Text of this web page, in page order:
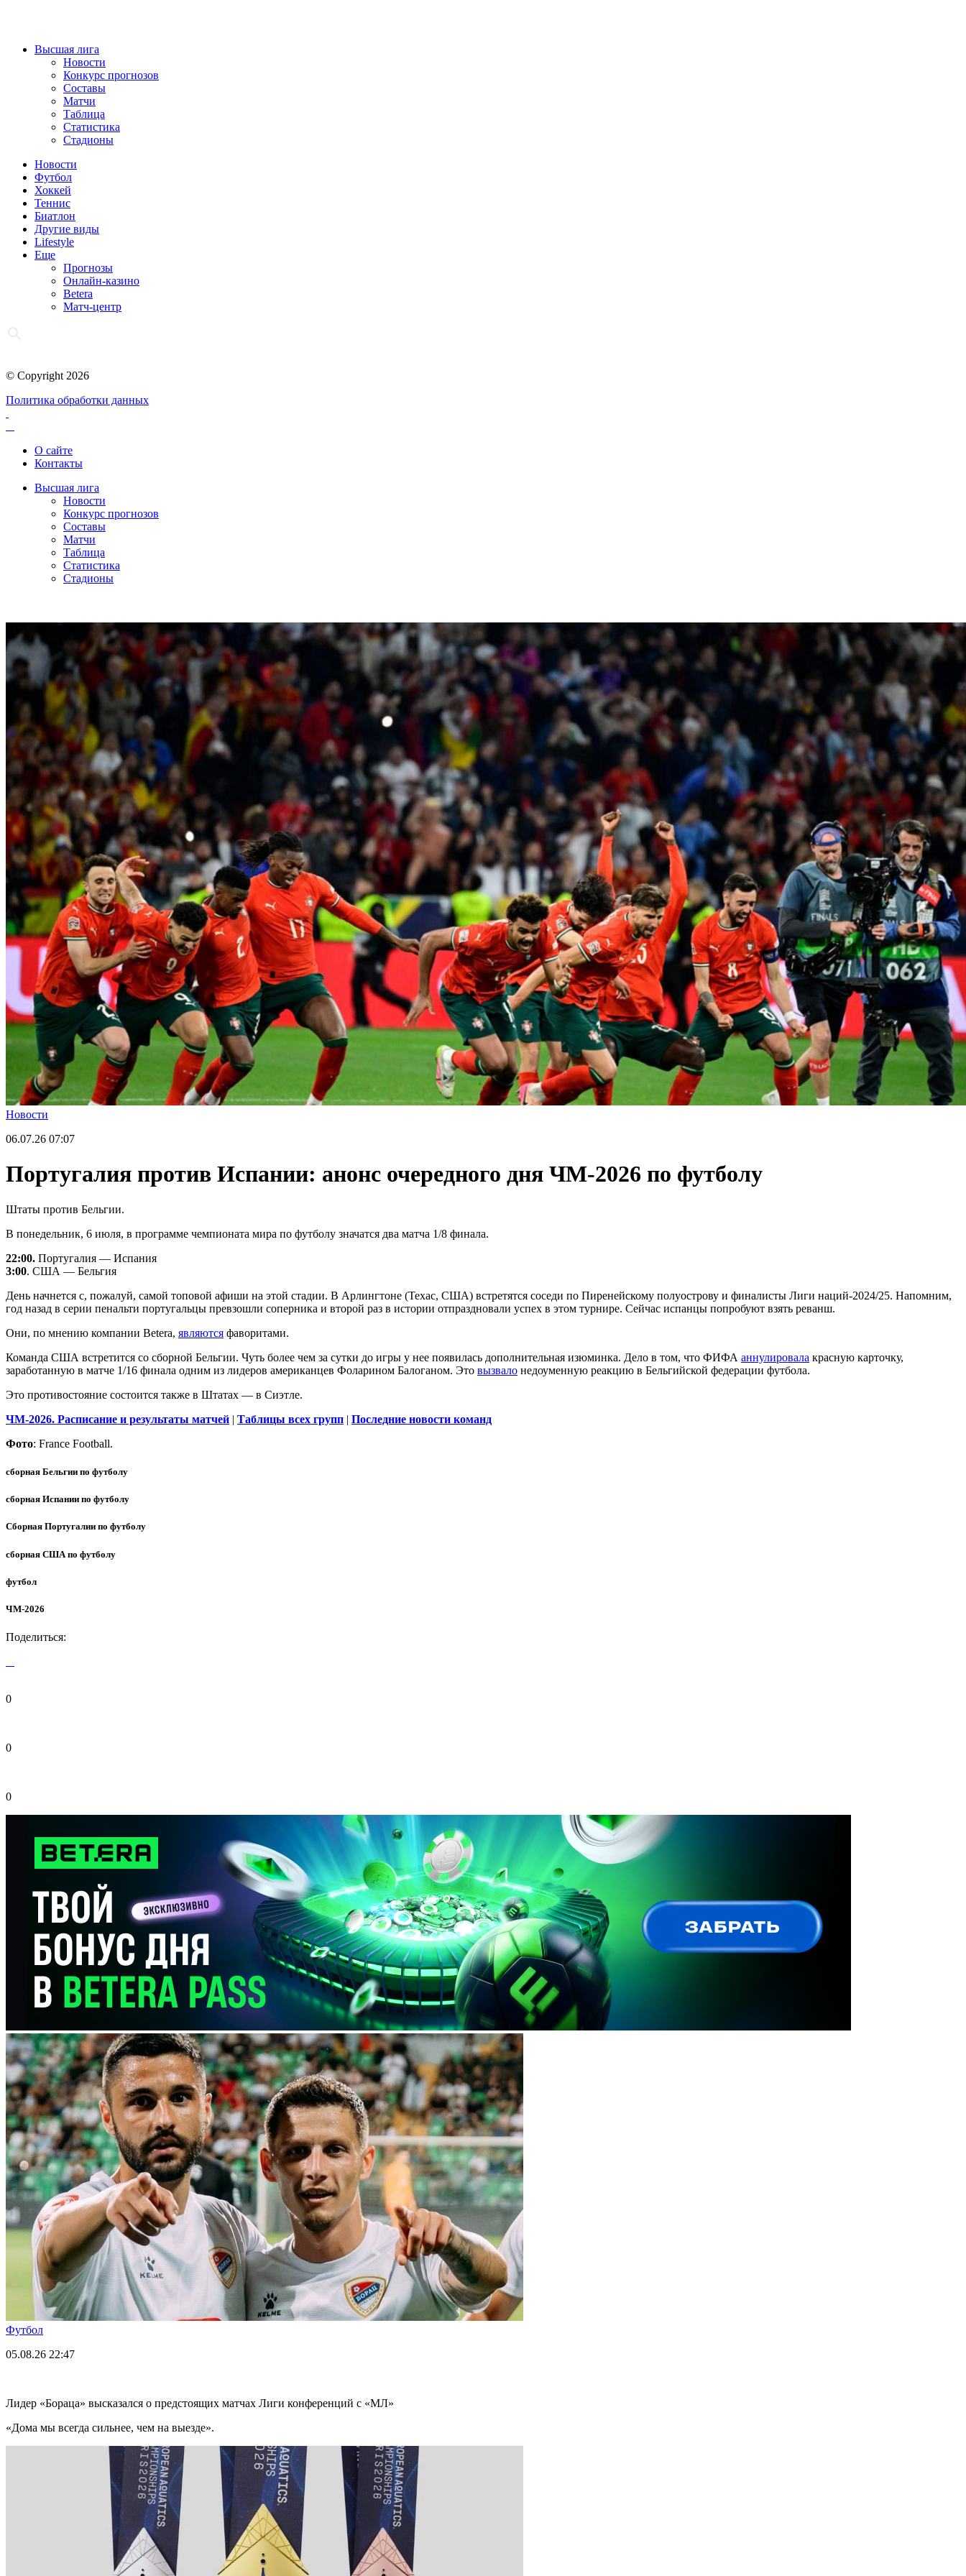
Высшая лига
Новости
Конкурс прогнозов
Составы
Матчи
Таблица
Статистика
Стадионы
Новости
Футбол
Хоккей
Теннис
Биатлон
Другие виды
Lifestyle
Еще
Прогнозы
Онлайн-казино
Betera
Матч-центр
© Copyright 2026
Политика обработки данных
О сайте
Контакты
Высшая лига
Новости
Конкурс прогнозов
Составы
Матчи
Таблица
Статистика
Стадионы
Новости
06.07.26 07:07
Португалия против Испании: анонс очередного дня ЧМ-2026 по футболу
Штаты против Бельгии.
В понедельник, 6 июля, в программе чемпионата мира по футболу значатся два матча 1/8 финала.
22:00. Португалия — Испания
3:00. США — Бельгия
День начнется с, пожалуй, самой топовой афиши на этой стадии. В Арлингтоне (Техас, США) встретятся соседи по Пиренейскому полуострову и финалисты Лиги наций-2024/25. Напомним,
год назад в серии пенальти португальцы превзошли соперника и второй раз в истории отпраздновали успех в этом турнире. Сейчас испанцы попробуют взять реванш.
Они, по мнению компании Betera, являются фаворитами.
Команда США встретится со сборной Бельгии. Чуть более чем за сутки до игры у нее появилась дополнительная изюминка. Дело в том, что ФИФА аннулировала красную карточку,
заработанную в матче 1/16 финала одним из лидеров американцев Фоларином Балоганом. Это вызвало недоуменную реакцию в Бельгийской федерации футбола.
Это противостояние состоится также в Штатах — в Сиэтле.
ЧМ-2026. Расписание и результаты матчей | Таблицы всех групп | Последние новости команд
Фото: France Football.
сборная Бельгии по футболу
сборная Испании по футболу
Сборная Португалии по футболу
сборная США по футболу
футбол
ЧМ-2026
Поделиться:
0
0
0
Футбол
05.08.26 22:47
Лидер «Бораца» высказался о предстоящих матчах Лиги конференций с «МЛ»
«Дома мы всегда сильнее, чем на выезде».